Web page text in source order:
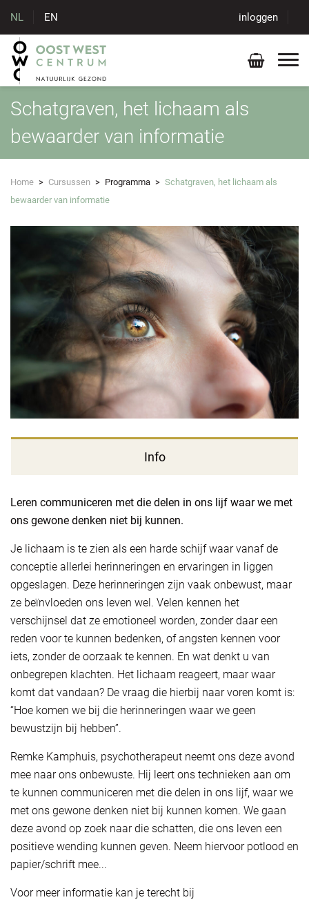
NL EN inloggen
Schatgraven, het lichaam als
bewaarder van informatie
Home > Cursussen > Programma > Schatgraven, het lichaam als
bewaarder van informatie
Info
Leren communiceren met die delen in ons lijf waar we met
ons gewone denken niet bij kunnen.
Je lichaam is te zien als een harde schijf waar vanaf de
conceptie allerlei herinneringen en ervaringen in liggen
opgeslagen. Deze herinneringen zijn vaak onbewust, maar
ze beïnvloeden ons leven wel. Velen kennen het
verschijnsel dat ze emotioneel worden, zonder daar een
reden voor te kunnen bedenken, of angsten kennen voor
iets, zonder de oorzaak te kennen. En wat denkt u van
onbegrepen klachten. Het lichaam reageert, maar waar
komt dat vandaan? De vraag die hierbij naar voren komt is:
“Hoe komen we bij die herinneringen waar we geen
bewustzijn bij hebben”.
Remke Kamphuis, psychotherapeut neemt ons deze avond
mee naar ons onbewuste. Hij leert ons technieken aan om
te kunnen communiceren met die delen in ons lijf, waar we
met ons gewone denken niet bij kunnen komen. We gaan
deze avond op zoek naar die schatten, die ons leven een
positieve wending kunnen geven. Neem hiervoor potlood en
papier/schrift mee...
Voor meer informatie kan je terecht bij